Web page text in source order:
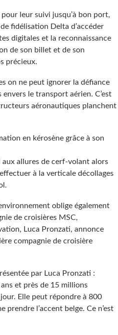
pour leur suivi jusqu’à bon port,
fidélisation Delta d’accéder
digitales et la reconnaissance
de son billet et de son
précieux.
on ne peut ignorer la défiance
le transport aérien. C’est
aéronautiques planchent
en kérosène grâce à son
allures de cerf-volant alors
à la verticale décollages
oblige également
de croisières MSC,
Luca Pronzati, annonce
compagnie de croisière
par Luca Pronzati :
et près de 15 millions
Elle peut répondre à 800
l’accent belge. Ce n’est